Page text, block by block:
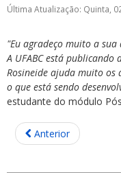
Última Atualização: Quinta,
"Eu agradeço muito a
A UFABC está
Rosineide ajuda muito
o que está sendo
estudante do módulo
Anterior